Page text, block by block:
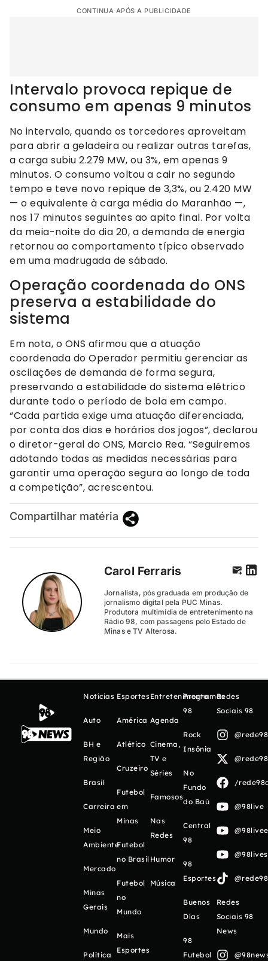
CONTINUA APÓS A PUBLICIDADE
Intervalo provoca repique de
consumo em apenas 9 minutos
No intervalo, quando os torcedores aproveitam
para abrir a geladeira ou realizar outras tarefas,
a carga subiu 2.279 MW, ou 3%, em apenas 9
minutos. O consumo voltou a cair no segundo
tempo e teve novo repique de 3,3%, ou 2.420 MW
— o equivalente à carga média do Maranhão —,
nos 17 minutos seguintes ao apito final. Por volta
da meia-noite do dia 20, a demanda de energia
retornou ao comportamento típico observado
em uma madrugada de sábado.
Operação coordenada do ONS
preserva a estabilidade do
sistema
Em nota, o ONS afirmou que a atuação
coordenada do Operador permitiu gerenciar as
oscilações de demanda de forma segura,
preservando a estabilidade do sistema elétrico
durante todo o período de bola em campo.
“Cada partida exige uma atuação diferenciada,
por conta dos dias e horários dos jogos”, declarou
o diretor-geral do ONS, Marcio Rea. “Seguiremos
adotando todas as medidas necessárias para
garantir uma operação segura ao longo de toda
a competição”, acrescentou.
Compartilhar matéria
Carol Ferraris
Jornalista, pós graduada em produção de
jornalismo digital pela PUC Minas.
Produtora multimídia de entretenimento na
Rádio 98, com passagens pelo Estado de
Minas e TV Alterosa.
Notícias
Auto
BH e
Região
Brasil
Carreira
Meio
Ambiente
Mercado
Minas
Gerais
Mundo
Política
Esportes
América
Atlético
Cruzeiro
Futebol
em
Minas
Futebol
no Brasil
Futebol
no
Mundo
Mais
Esportes
Entretenimento
Agenda
Cinema,
TV e
Séries
Famosos
Nas
Redes
Humor
Música
Programas
98
Rock
Insônia
No
Fundo
do Baú
Central
98
98
Esportes
Buenos
Días
98
Futebol
Redes
Sociais 98
/
@98live
Redes
Sociais 98
News